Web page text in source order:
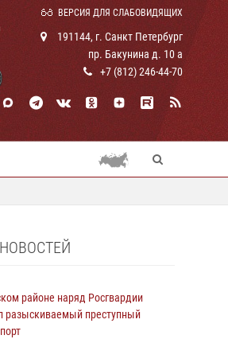
ВЕРСИЯ ДЛЯ СЛАБОВИДЯЩИХ
191144, г. Санкт Петербург
пр. Бакунина д. 10 а
+7 (812) 246-44-70
районе наряд Росгвардии
разыскиваемый преступный